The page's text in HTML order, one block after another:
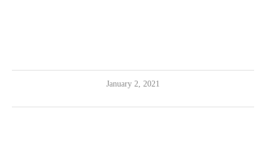
January 2, 2021